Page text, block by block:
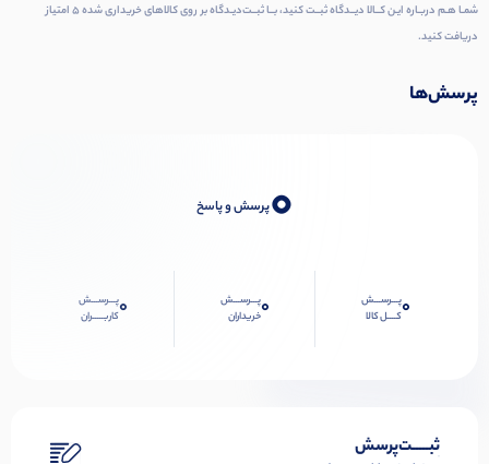
شمـا هـم دربـاره ایـن کــالا دیــدگاه ثبــت کنید، بــا ثبــت‌دیـدگاه بر روی کالاهای خریداری شده ۵ امتیاز
دریافت کنید.
پرسش‌ها
0پرسش و پاسخ
0پـــرســـش
کــــل کالا
0پـــرســـش
خریداران
0پـــرســـش
کاربـــــران
ثبـــــت‌پرسش